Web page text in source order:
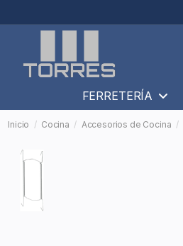
FERRETERÍA
Inicio Cocina Accesorios de Cocina